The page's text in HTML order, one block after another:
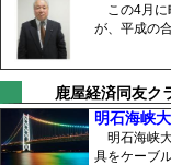
この4月に
が、平成の
鹿屋経済同友ク
明石海峡
明石海峡
具をケーブ